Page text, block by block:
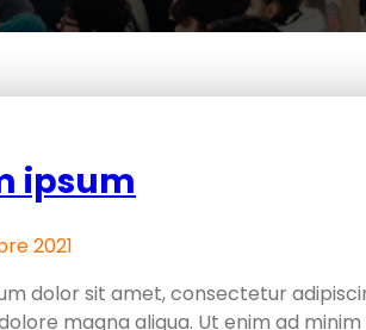
NTIC &
ipsum
2021
dolor sit amet, consectetur
magna aliqua. Ut enim ad minim